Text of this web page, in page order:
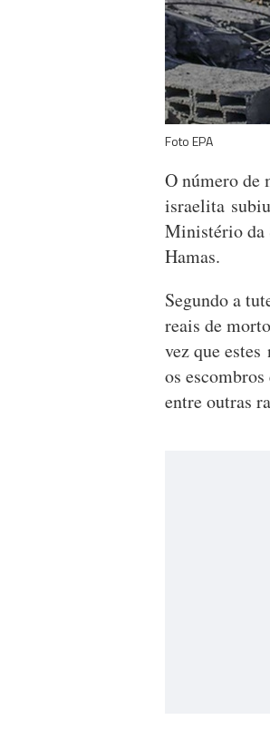
Foto EPA
O número de
israelita
Ministério da
Hamas.
Segundo a
reais de
vez que
os
entre outras